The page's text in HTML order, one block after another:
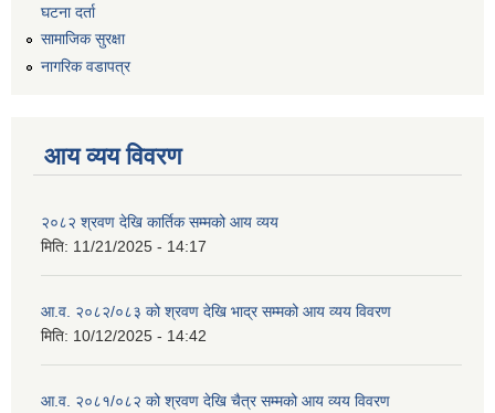
घटना दर्ता
सामाजिक सुरक्षा
नागरिक वडापत्र
आय व्यय विवरण
२०८२ श्रवण देखि कार्तिक सम्मको आय व्यय
मिति: 11/21/2025 - 14:17
आ.व. २०८२/०८३ को श्रवण देखि भाद्र सम्मको आय व्यय विवरण
मिति: 10/12/2025 - 14:42
आ.व. २०८१/०८२ को श्रवण देखि चैत्र सम्मको आय व्यय विवरण